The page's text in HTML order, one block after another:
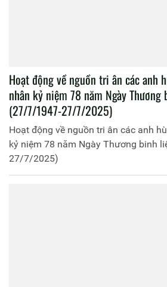
Hoạt động về nguồn tri ân các anh
nhân kỷ niệm 78 năm Ngày
(27/7/1947-27/7/2025)
Hoạt động về nguồn tri ân các anh
kỷ niệm 78 năm Ngày Thương binh
27/7/2025)